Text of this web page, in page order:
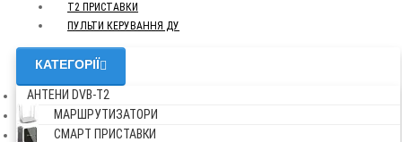
Т2 ПРИСТАВКИ
ПУЛЬТИ КЕРУВАННЯ ДУ
КАТЕГОРІЇ
АНТЕНИ DVB-Т2
МАРШРУТИЗАТОРИ
СМАРТ ПРИСТАВКИ